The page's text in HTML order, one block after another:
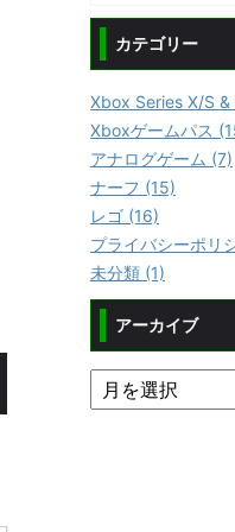
カテゴリー
Xbox Series X/S
Xboxゲームパス
アナログゲーム (7)
ナーフ (15)
レゴ (16)
プライバシーポリ
未分類 (1)
アーカイブ